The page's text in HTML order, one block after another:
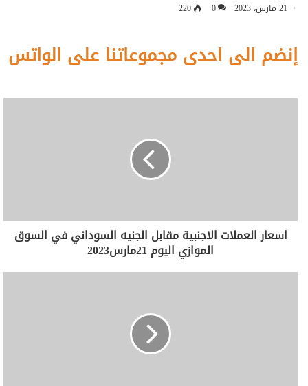
21 مارس، 2023 0
220
إنضم الى احدى مجموعاتنا على الواتس
اسعار العملات الاجنبية مقابل الجنيه السوداني في السوق
الموازي اليوم 21مارس2023